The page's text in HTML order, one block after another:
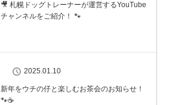
🎥 札幌ドッグトレーナーが運営するYouTube
チャンネルをご紹介！ 🐾
2025.01.10
新年をウチの仔と楽しむお茶会のお知らせ！
🐾☕